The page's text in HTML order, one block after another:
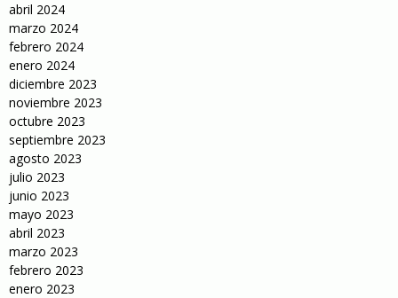
abril 2024
marzo 2024
febrero 2024
enero 2024
diciembre 2023
noviembre 2023
octubre 2023
septiembre 2023
agosto 2023
julio 2023
junio 2023
mayo 2023
abril 2023
marzo 2023
febrero 2023
enero 2023